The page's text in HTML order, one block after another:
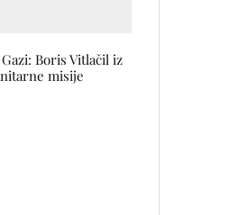
Boris Vitlačil iz
misije